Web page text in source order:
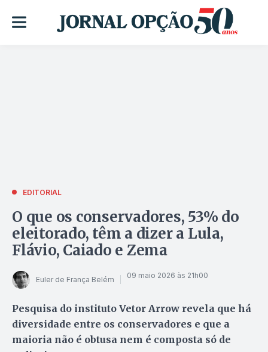
EDITORIAL
O que os conservadores, 53% do
eleitorado, têm a dizer a Lula,
Flávio, Caiado e Zema
Euler de França Belém 09 maio 2026 às 21h00
Pesquisa do instituto Vetor Arrow revela que há
diversidade entre os conservadores e que a
maioria não é obtusa nem é composta só de